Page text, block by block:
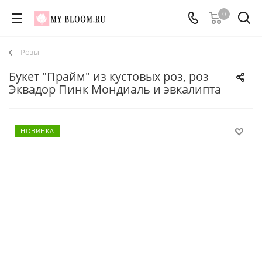
0
Розы
Букет "Прайм" из кустовых роз, роз
Эквадор Пинк Мондиаль и эвкалипта
НОВИНКА